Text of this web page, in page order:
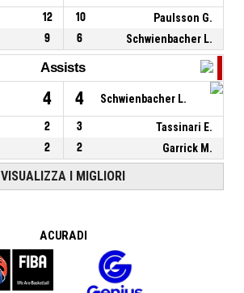
12 10
Paulsson G.
9 6 Schwienbacher L.
Assists
4 4 Schwienbacher L.
2 3
Tassinari E.
2 2 Garrick M.
VISUALIZZA I MIGLIORI
A CURA DI